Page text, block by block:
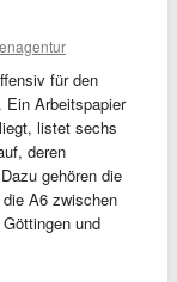
für den
Ein Arbeitspapier
listet sechs
deren
gehören die
A6 zwischen
und